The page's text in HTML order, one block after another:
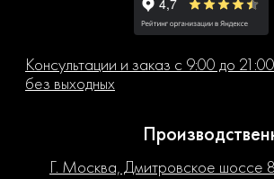
Консультации и заказ с 9:00 до
без выходных
Г. Москва, Дмитровское шоссе